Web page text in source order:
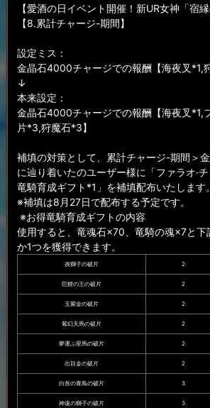
【愛酒の日イベント開催！新UR女神「宿
【8.累計チャージ-期間】
設定ミス：
金晶石4000チャージでの報酬【海夜叉*1,
↓
本来設定：
金晶石4000チャージでの報酬【海夜叉*1,
片*3,狩魔石*3】
補填の対策として、累計チャージ-期間＞
に辿り着いたのユーザー様に「ファラオ·
竜騎育成ギフト*1」を補填配布いたします。
※補填は8月27日で配布する予定です。
※お得竜騎育成ギフトの内容
使用すると、竜魂石×70、竜騎の魂×7と下
か1つを獲得できます。
炎獅子の破片 2
巨鯉の王の破片 2
玉紫金の破片 2
紫幻天馬の破片 2
夢運ぶ星馬の破片 2
出目金の破片 2
白首の青鳥の破片 3
神速の獅子の破片 3